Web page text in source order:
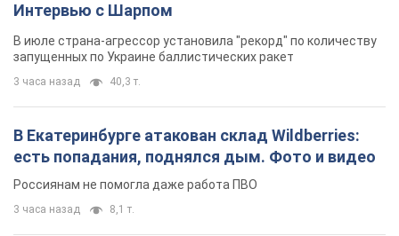
Интервью с Шарпом
В июле страна-агрессор установила "рекорд" по количеству
запущенных по Украине баллистических ракет
3 часа назад 40,3 т.
В Екатеринбурге атакован склад Wildberries:
есть попадания, поднялся дым. Фото и видео
Россиянам не помогла даже работа ПВО
3 часа назад 8,1 т.